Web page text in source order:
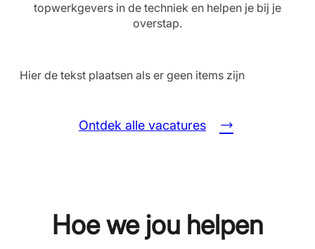
topwerkgevers in de techniek en helpen je bij je
overstap.
Hier de tekst plaatsen als er geen items zijn
Ontdek alle vacatures
Hoe we jou helpen